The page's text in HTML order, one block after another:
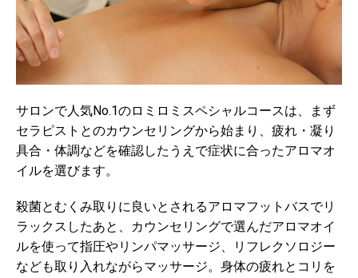
サロンで人気No.1のロミロミスペシャルコースは、まず
セラピストとのカウンセリングから始まり、疲れ・凝り
具合・体調などを確認したうえで症状に合ったアロマオ
イルを選びます。
殺菌とむくみ取りに良いとされるアロマフットバスでリ
ラックスしたあと、カウンセリングで選んだアロマオイ
ルを使って指圧やリンパマッサージ、リフレクソロジー
なども取り入れながらマッサージ。身体の疲れとコリを